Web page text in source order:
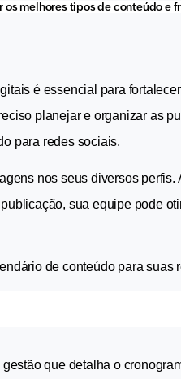
os melhores tipos de conteúdo
é essencial para
planejar e organizar as
para redes sociais.
nos seus diversos
sua equipe pode
de conteúdo para suas
que detalha o